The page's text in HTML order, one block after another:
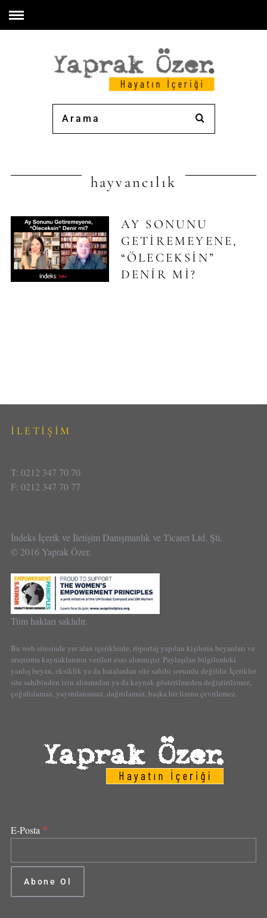
hayvancılık
AY SONUNU
GETIREMEYENE,
“ÖLECEKSIN”
DENIR MI?
İLETİŞİM
T: 0212 347 70 70
F: 0212 347 70 77
İndeks İçerik ve İletişim Danışmanlık ve Ticaret Ltd. Şti.
© 2016 Yaprak Özer.
Tüm hakları saklıdır.
Bu web sitesinde yer alan içeriklerde, röportaj yapılan kişilerin beyanları ve
araştırma kaynaklarının verileri esas alınmıştır. Paylaşılan bilgilerdeki
yanlış beyan, eksiklik ya da hatalardan site sahibi sorumlu değildir. İçerikler
site sahibinden izin alınmadan ya da kaynak gösterilmeden değiştirilemez,
çoğaltılamaz, yayımlanamaz, dağıtılamaz, başka bir lisana çevrilemez.
E-Posta *